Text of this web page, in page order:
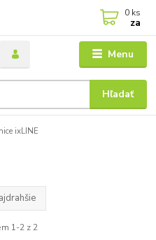
Menu
Hľadať
0 ks
za
ixLINE
1-2 z 2